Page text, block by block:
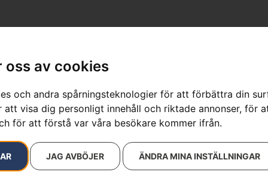
oss av cookies
och andra spårningsteknologier för att förbättra din
visa dig personligt innehåll och riktade annonser, för
för att förstå var våra besökare kommer ifrån.
JAG AVBÖJER ÄNDRA MINA INSTÄLLNINGAR